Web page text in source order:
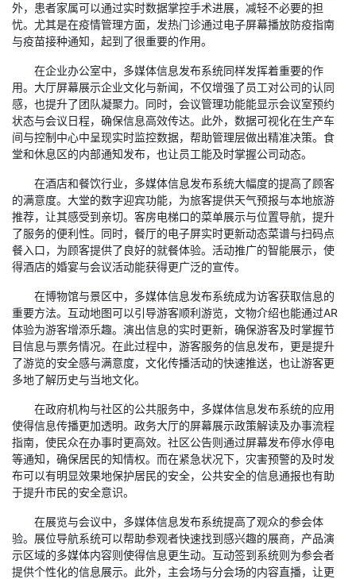
外，患者家属可以通过实时数据掌控手术进展，减轻不必要的担
忧。尤其是在疫情管理方面，发热门诊通过电子屏幕播放防疫指南
与疫苗接种通知，起到了很重要的作用。
在企业办公室中，多媒体信息发布系统同样发挥着重要的作
用。大厅屏幕展示企业文化与新闻，不仅增强了员工对公司的认同
感，也提升了团队凝聚力。同时，会议管理功能能显示会议室预约
状态与会议日程，确保信息高效传达。此外，数据可视化在生产车
间与控制中心中呈现实时监控数据，帮助管理层做出精准决策。食
堂和休息区的内部通知发布，也让员工能及时掌握公司动态。
在酒店和餐饮行业，多媒体信息发布系统大幅度的提高了顾客
的满意度。大堂的数字迎宾功能，为旅客提供天气预报与本地旅游
推荐，让其感受到亲切。客房电梯口的菜单展示与位置导航，提升
了服务的便利性。同时，餐厅的电子屏实时更新动态菜谱与扫码点
餐入口，为顾客提供了良好的就餐体验。活动推广的智能展示，使
得酒店的婚宴与会议活动能获得更广泛的宣传。
在博物馆与景区中，多媒体信息发布系统成为访客获取信息的
重要方法。互动地图可以引导游客顺利游览，文物介绍也能通过AR
体验为游客增添乐趣。演出信息的实时更新，确保游客及时掌握节
目信息与票务情况。在此过程中，游客服务的信息发布，更是提升
了游览的安全感与满意度，文化传播活动的快速推送，也让游客更
多地了解历史与当地文化。
在政府机构与社区的公共服务中，多媒体信息发布系统的应用
使得信息传播更加透明。政务大厅的屏幕展示政策解读及办事流程
指南，使民众在办事时更高效。社区公告则通过屏幕发布停水停电
等通知，确保居民的知情权。而在紧急状况下，灾害预警的及时发
布可以有明显效果地保护居民的安全，公共安全的信息通报也有助
于提升市民的安全意识。
在展览与会议中，多媒体信息发布系统提高了观众的参会体
验。展位导航系统可以帮助参观者快速找到感兴趣的展商，产品演
示区域的多媒体内容则使得信息更生动。互动签到系统则为参会者
提供个性化的信息展示。此外，主会场与分会场的内容直播，让更